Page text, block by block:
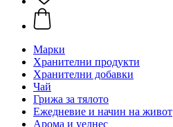
Марки
Хранителни продукти
Хранителни добавки
Чай
Грижа за тялото
Ежедневие и начин на живот
Арома и уелнес